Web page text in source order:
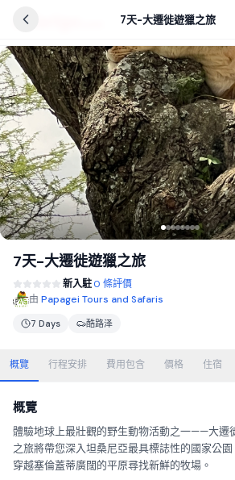
7天-大遷徙遊獵之旅
7天-大遷徙遊獵之旅
新入駐0 條評價
由 Papagei Tours and Safaris
7 Days 酷路泽
概覽 行程安排 費用包含 價格 住宿
概覽
體驗地球上最壯觀的野生動物活動之一——大遷
之旅將帶您深入坦桑尼亞最具標誌性的國家公
穿越塞倫蓋蒂廣闊的平原尋找新鮮的牧場。